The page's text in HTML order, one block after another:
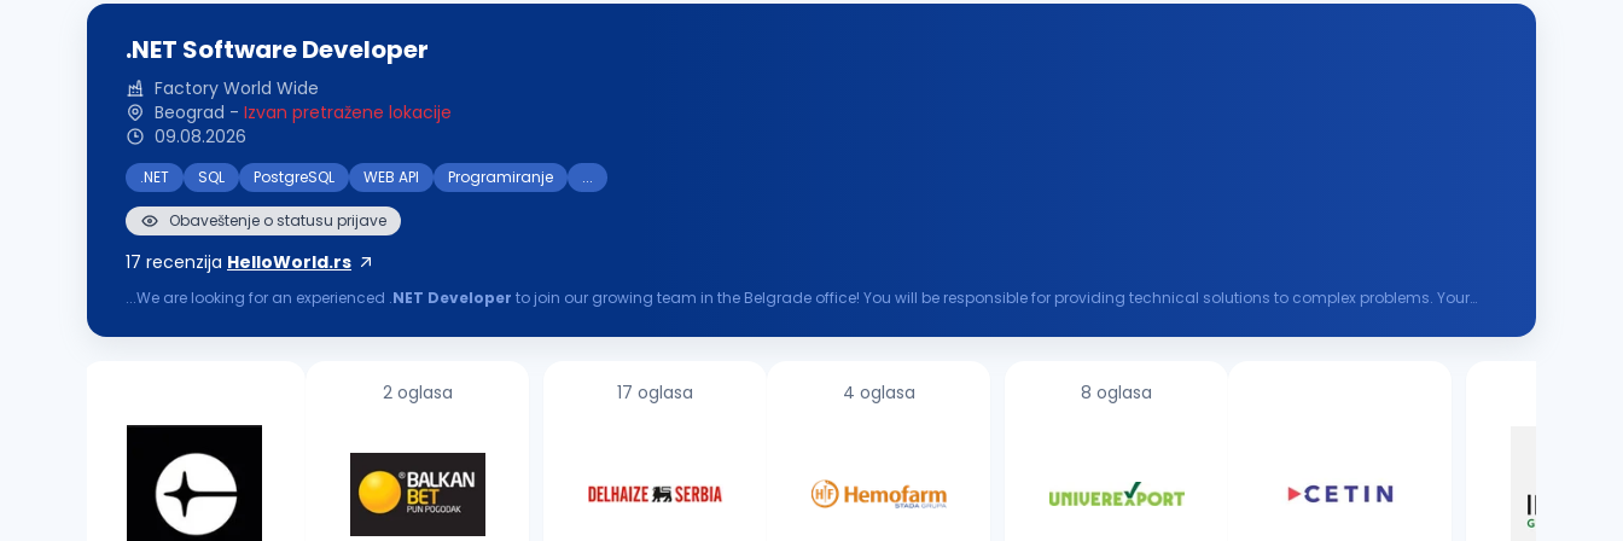
.NET Software Developer
Factory World Wide
Beograd - Izvan pretražene lokacije
09.08.2026
.NET SQL PostgreSQL WEB API Programiranje ...
Obaveštenje o statusu prijave
17 recenzija HelloWorld.rs
...We are looking for an experienced .NET Developer to join our growing team in the Belgrade office! You will be responsible for providing technical solutions to complex problems. Your
2 oglasa 17 oglasa 4 oglasa 8 oglasa